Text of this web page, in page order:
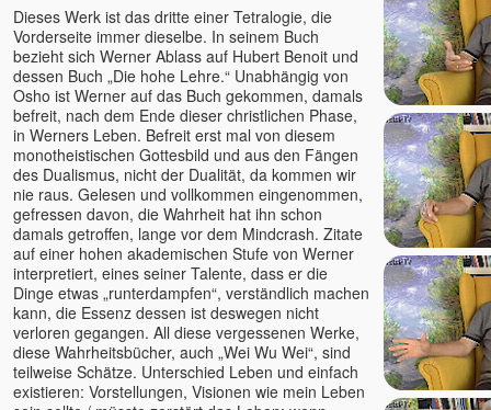
Poraj, Alexander
Prajnaji
Prashantam
Pratibha u. Kareem
Prem Joshua
Premananda / John David
Premdas
Premodaya
Pyar
Ralf Heske
Rama
Ramana Maharshi
Ramesh - Ronny
Ramesh Balsekar
Dieses Werk ist das dritte einer Tetralogie, die
Vorderseite immer dieselbe. In seinem Buch
bezieht sich Werner Ablass auf Hubert Benoit und
dessen Buch „Die hohe Lehre.“ Unabhängig von
Osho ist Werner auf das Buch gekommen, damals
befreit, nach dem Ende dieser christlichen Phase,
in Werners Leben. Befreit erst mal von diesem
monotheistischen Gottesbild und aus den Fängen
des Dualismus, nicht der Dualität, da kommen wir
nie raus. Gelesen und vollkommen eingenommen,
gefressen davon, die Wahrheit hat ihn schon
damals getroffen, lange vor dem Mindcrash. Zitate
auf einer hohen akademischen Stufe von Werner
interpretiert, eines seiner Talente, dass er die
Dinge etwas „runterdampfen“, verständlich machen
kann, die Essenz dessen ist deswegen nicht
verloren gegangen. All diese vergessenen Werke,
diese Wahrheitsbücher, auch „Wei Wu Wei“, sind
teilweise Schätze. Unterschied Leben und einfach
existieren: Vorstellungen, Visionen wie mein Leben